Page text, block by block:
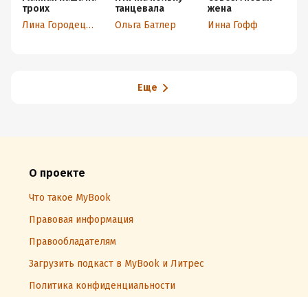
троих
Лина Городецкая
танцевала
Ольга Батлер
жена
Инна Гофф
Еще
О проекте
Что такое MyBook
Правовая информация
Правообладателям
Загрузить подкаст в MyBook и Литрес
Политика конфиденциальности